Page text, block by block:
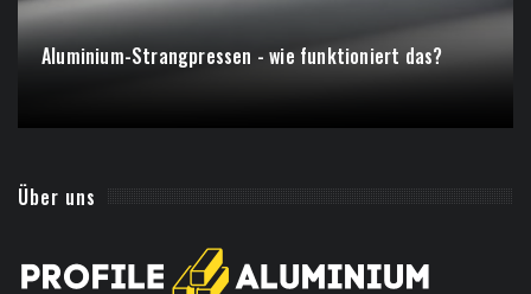
Aluminium-Strangpressen - wie funktioniert das?
Über uns